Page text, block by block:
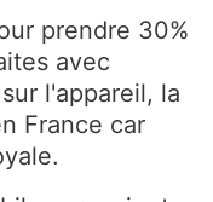
prendre 30%
avec
l'appareil, la
France car